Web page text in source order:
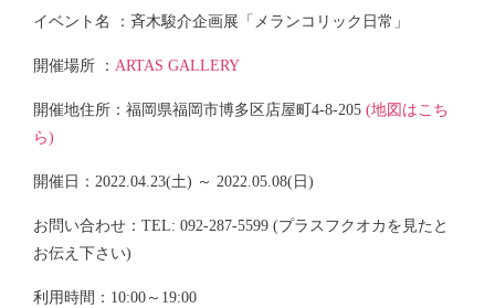
イベント名 ：斉木駿介企画展「メランコリック日常」
開催場所 ： ARTAS GALLERY
開催地住所：福岡県福岡市博多区店屋町4-8-205 (地図はこち
ら)
開催日：2022.04.23(土) ～ 2022.05.08(日)
お問い合わせ：TEL: 092-287-5599 (プラスフクオカを見たと
お伝え下さい)
利用時間：10:00～19:00